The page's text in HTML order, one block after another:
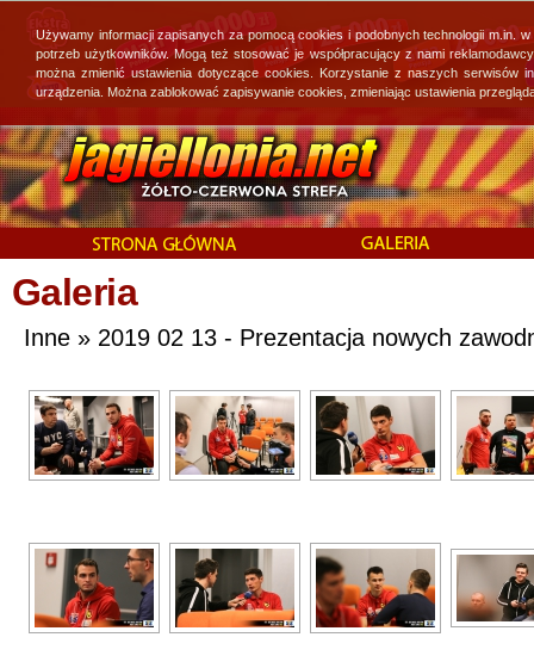
Galeria
Inne » 2019 02 13 - Prezentacja nowych
Używamy informacji zapisanych za pomocą cookies i podobnych technologii
potrzeb użytkowników. Mogą też stosować je współpracujący z nami
można zmienić ustawienia dotyczące cookies. Korzystanie z naszych
urządzenia. Można zablokować zapisywanie cookies, zmieniając ustawienia